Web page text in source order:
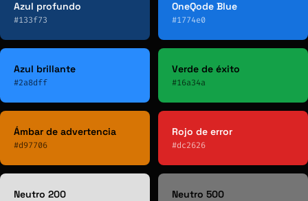
Azul profundo
#133f73
OneQode Blue
#1774e0
Azul brillante
#2a8dff
Verde de éxito
#16a34a
Ámbar de advertencia
#d97706
Rojo de error
#dc2626
Neutro 200 Neutro 500